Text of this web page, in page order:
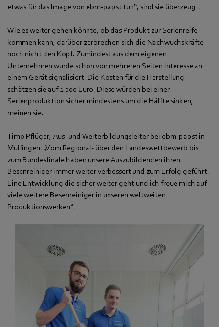
etwas für das Image von ebm‑papst tun“, sind sie überzeugt.
Wie es weiter gehen könnte, ob das Produkt zur Serienreife
kommen kann, darüber zerbrechen sich die Nachwuchskräfte
noch nicht den Kopf. Zumindest aus dem eigenen
Unternehmen wurde schon von mehreren Seiten Interesse an
einem Gerät signalisiert. Die Kosten für die Herstellung
schätzen sie auf 1.000 Euro. Diese würden bei einer
Serienproduktion sicher mindestens um die Hälfte sinken,
meinen sie.
Timo Pflüger, Aus- und Weiterbildungsleiter bei ebm‑papst in
Mulfingen: „Vom Regional- über den Landeswettbewerb bis
zum Bundesfinale haben unsere Auszubildenden ihren
Besenreiniger immer weiter verbessert und zum Erfolg geführt.
Eine Entwicklung die sicher weiter geht und ich freue mich auf
viele weitere Besenreiniger in unseren weltweiten
Produktionswerken“.